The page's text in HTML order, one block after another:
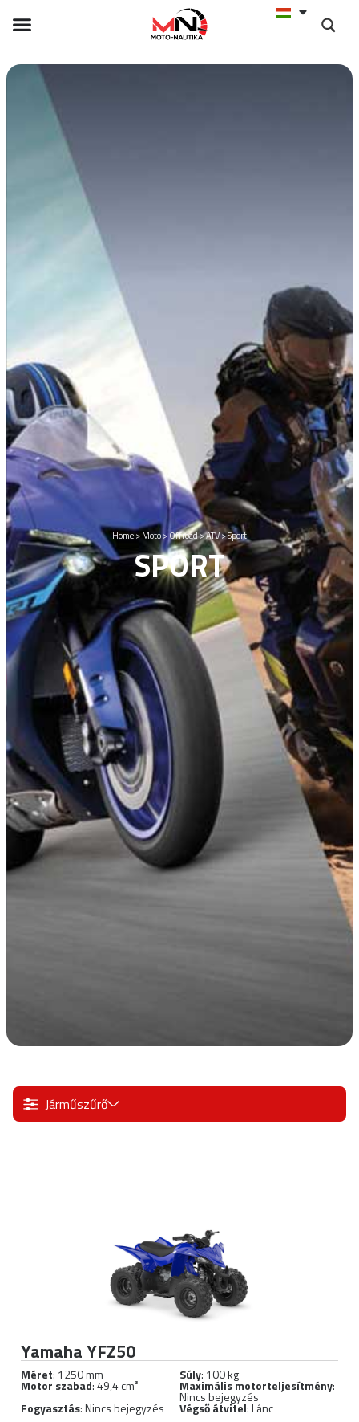
Home>Moto>Offroad>ATV>Sport
SPORT
Járműszűrő
Yamaha YFZ50
Méret: 1250 mm Súly: 100 kg
Motor szabad: 49,4 cm³ Maximális motorteljesítmény:
Nincs bejegyzés
Fogyasztás: Nincs bejegyzés Végső átvitel: Lánc